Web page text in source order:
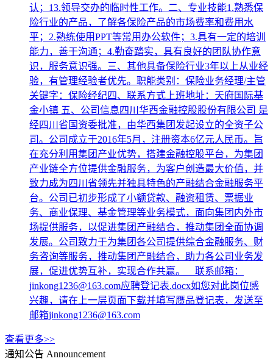
认；13.领导交办的临时性工作。二、专业技能1.熟悉保
险行业的产品，了解各保险产品的市场费率和费用水
平；2.熟练使用PPT等常用办公软件；3.具有一定的培训
能力，善于沟通；4.勤奋踏实，具有良好的团队协作意
识，服务意识强。三、其他具备保险行业3年以上从业经
验，有管理经验者优先。职能类别：保险业务经理/主管
关键字：保险经纪四、联系方式上班地址：天府国际基
金小镇 五、公司信息四川华西金融控股股份有限公司 是
经四川省国资委批准，由华西集团发起设立的全资子公
司。公司成立于2016年5月，注册资本6亿元人民币。旨
在充分利用集团产业优势，搭建金融控股平台，为集团
产业链全方位提供金融服务，为客户创造最大价值，并
致力成为四川省领先并独具特色的产融结合金融服务平
台。公司已初步形成了小额贷款、融资租赁、票据业
务、商业保理、基金管理等业务模式，面向集团内外市
场提供服务，以促进集团产融结合，推动集团全面协调
发展。公司致力于为集团各公司提供综合金融服务、财
务咨询等服务，推动集团产融结合，助力各公司业务发
展，促进优势互补，实现合作共赢。 联系邮箱：
jinkong1236@163.com应聘登记表.docx如您对此岗位感
兴趣，请在上一层页面下载并填写赝品登记表，发送至
邮箱jinkong1236@163.com
查看更多>>
通知公告 Announcement